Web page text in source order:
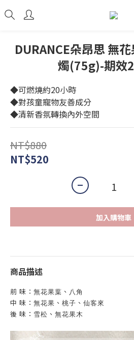
DURANCE朵昂思 無
燭(75g)-期效
◆可燃燒約20小時
◆對孩童寵物友善成分
◆清新香氛轉換內外空間
NT$880
NT$520
加入購物車
商品描述
前 味： 無花果葉 、 八角
中 味： 無花果 、 桃子 、 仙客來
後 味： 雪松 、 無花果木